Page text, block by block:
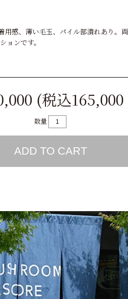
感、薄い毛玉、パイル部潰れあり。
ョンです。
(税込165,000
数量
ADD TO CART